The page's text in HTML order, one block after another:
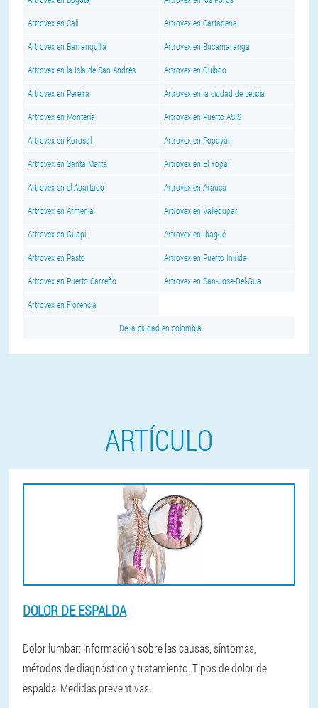
Artrovex en Cali Artrovex en Cartagena
Artrovex en Barranquilla Artrovex en Bucamaranga
Artrovex en la Isla de San Andrés Artrovex en Quibdo
Artrovex en Pereira Artrovex en la ciudad de Leticia
Artrovex en Montería Artrovex en Puerto ASIS
Artrovex en Korosal Artrovex en Popayán
Artrovex en Santa Marta Artrovex en El Yopal
Artrovex en el Apartado Artrovex en Arauca
Artrovex en Armenia Artrovex en Valledupar
Artrovex en Guapi Artrovex en Ibagué
Artrovex en Pasto Artrovex en Puerto Inírida
Artrovex en Puerto Carreño Artrovex en San-Jose-Del-Gua
Artrovex en Florencia
De la ciudad en colombia
ARTÍCULO
DOLOR DE ESPALDA
Dolor lumbar: información sobre las causas, síntomas,
métodos de diagnóstico y tratamiento. Tipos de dolor de
espalda. Medidas preventivas.